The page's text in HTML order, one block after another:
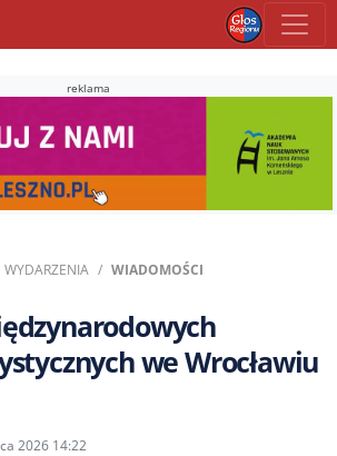
reklama
WYDARZENIA WIADOMOŚCI
we Wrocławiu
2026 14:22